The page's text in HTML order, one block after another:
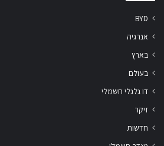
BYD
אנרגיה
בארץ
בעולם
דו גלגלי חשמלי
זיקר
חדשות